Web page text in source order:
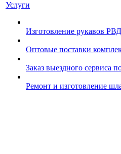
Услуги
Изготовление рукавов РВД
Оптовые поставки
Заказ выездного сервиса
Ремонт и изготовление